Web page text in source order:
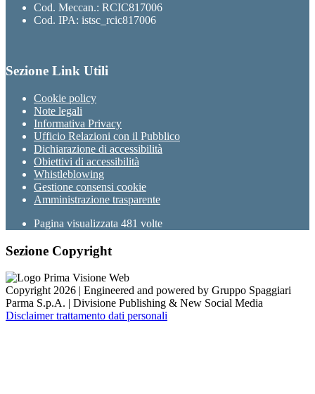
Cod. Meccan.: RCIC817006
Cod. IPA: istsc_rcic817006
Sezione Link Utili
Cookie policy
Note legali
Informativa Privacy
Ufficio Relazioni con il Pubblico
Dichiarazione di accessibilità
Obiettivi di accessibilità
Whistleblowing
Gestione consensi cookie
Amministrazione trasparente
Pagina visualizzata 481 volte
Sezione Copyright
Copyright 2026 | Engineered and powered by Gruppo Spaggiari
Parma S.p.A. | Divisione Publishing & New Social Media
Disclaimer trattamento dati personali